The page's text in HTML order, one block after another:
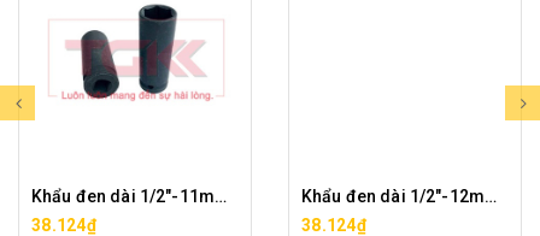
Khẩu đen dài 1/2"-11mm CF0421-11
38.124₫
Khẩu đen dài 1/2"-12mm CF0421-12
38.124₫